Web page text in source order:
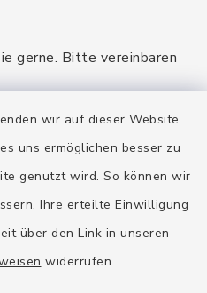
wir auf dieser Website
uns ermöglichen besser zu
genutzt wird. So können wir
Ihre erteilte Einwilligung
über den Link in unseren
widerrufen.
gerne. Bitte vereinbaren